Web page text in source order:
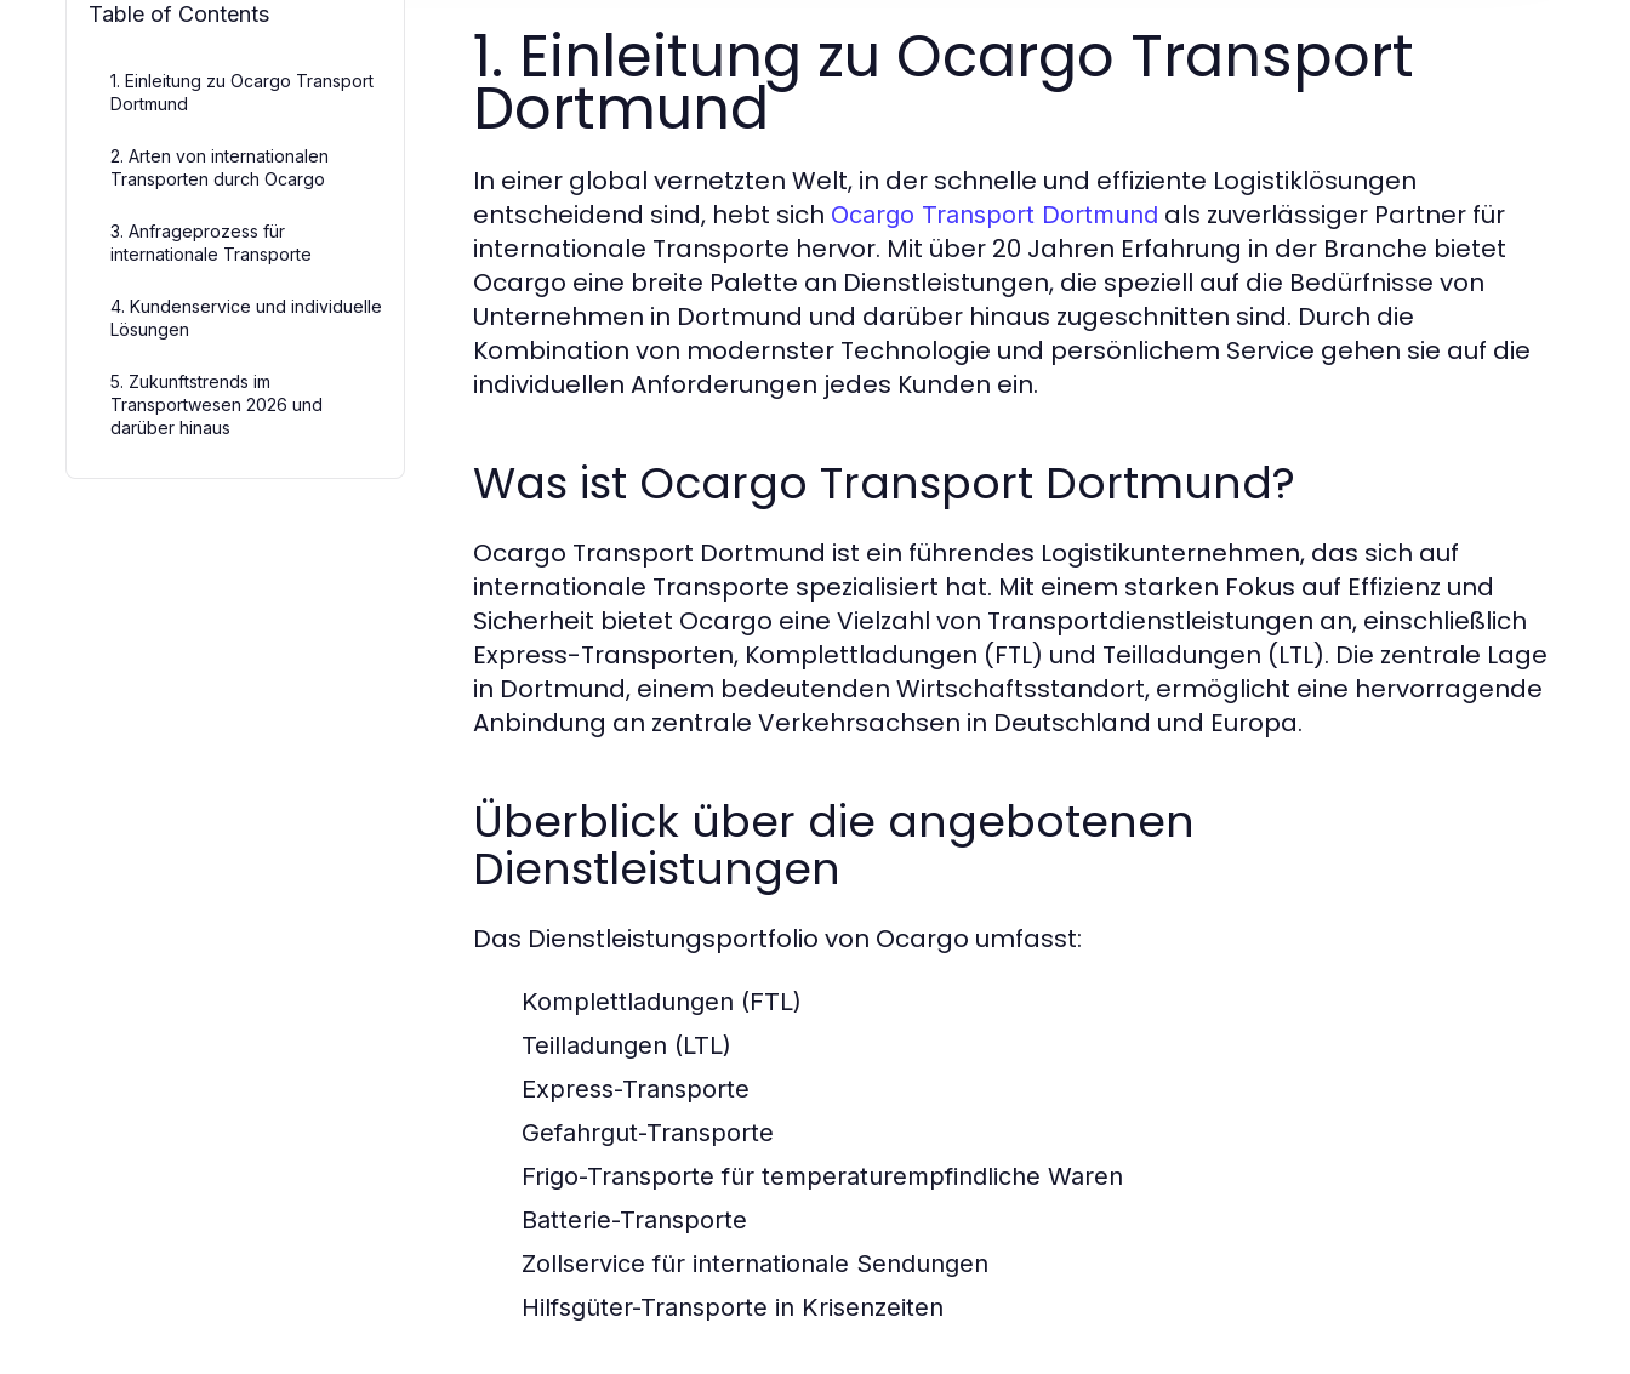
Table of Contents
1. Einleitung zu Ocargo Transport
Dortmund
2. Arten von internationalen
Transporten durch Ocargo
3. Anfrageprozess für
internationale Transporte
4. Kundenservice und individuelle
Lösungen
5. Zukunftstrends im
Transportwesen 2026 und
darüber hinaus
1. Einleitung zu Ocargo Transport
Dortmund
In einer global vernetzten Welt, in der schnelle und effiziente Logistiklösungen
entscheidend sind, hebt sich Ocargo Transport Dortmund als zuverlässiger Partner für
internationale Transporte hervor. Mit über 20 Jahren Erfahrung in der Branche bietet
Ocargo eine breite Palette an Dienstleistungen, die speziell auf die Bedürfnisse von
Unternehmen in Dortmund und darüber hinaus zugeschnitten sind. Durch die
Kombination von modernster Technologie und persönlichem Service gehen sie auf die
individuellen Anforderungen jedes Kunden ein.
Was ist Ocargo Transport Dortmund?
Ocargo Transport Dortmund ist ein führendes Logistikunternehmen, das sich auf
internationale Transporte spezialisiert hat. Mit einem starken Fokus auf Effizienz und
Sicherheit bietet Ocargo eine Vielzahl von Transportdienstleistungen an, einschließlich
Express-Transporten, Komplettladungen (FTL) und Teilladungen (LTL). Die zentrale Lage
in Dortmund, einem bedeutenden Wirtschaftsstandort, ermöglicht eine hervorragende
Anbindung an zentrale Verkehrsachsen in Deutschland und Europa.
Überblick über die angebotenen
Dienstleistungen
Das Dienstleistungsportfolio von Ocargo umfasst:
Komplettladungen (FTL)
Teilladungen (LTL)
Express-Transporte
Gefahrgut-Transporte
Frigo-Transporte für temperaturempfindliche Waren
Batterie-Transporte
Zollservice für internationale Sendungen
Hilfsgüter-Transporte in Krisenzeiten